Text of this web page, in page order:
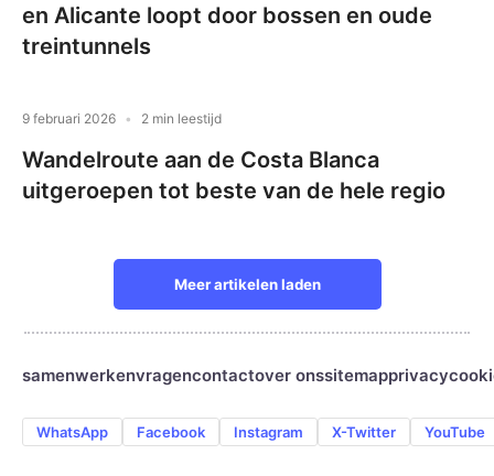
en Alicante loopt door bossen en oude
treintunnels
9 februari 2026 2 min leestijd
Wandelroute aan de Costa Blanca
uitgeroepen tot beste van de hele regio
Meer artikelen laden
samenwerkenvragencontactover onssitemapprivacy
WhatsApp Facebook Instagram X-Twitter YouTube